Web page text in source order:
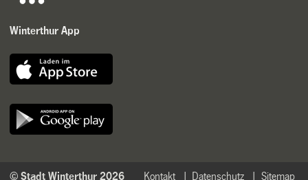
Winterthur App
Sitemap
Datenschutz
Kontakt
© Stadt Winterthur 2026